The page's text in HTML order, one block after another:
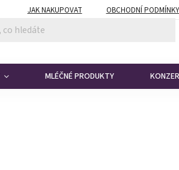
JAK NAKUPOVAT OBCHODNÍ PODMÍNKY
MLÉČNÉ PRODUKTY